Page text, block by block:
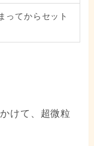
ってからセット
けて、超微粒